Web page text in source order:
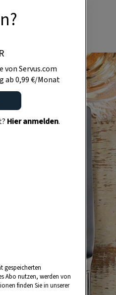
von Servus.com
ab 0,99 €/Monat
Hier anmelden.
gespeicherten
Abo nutzen, werden von
finden Sie in unserer